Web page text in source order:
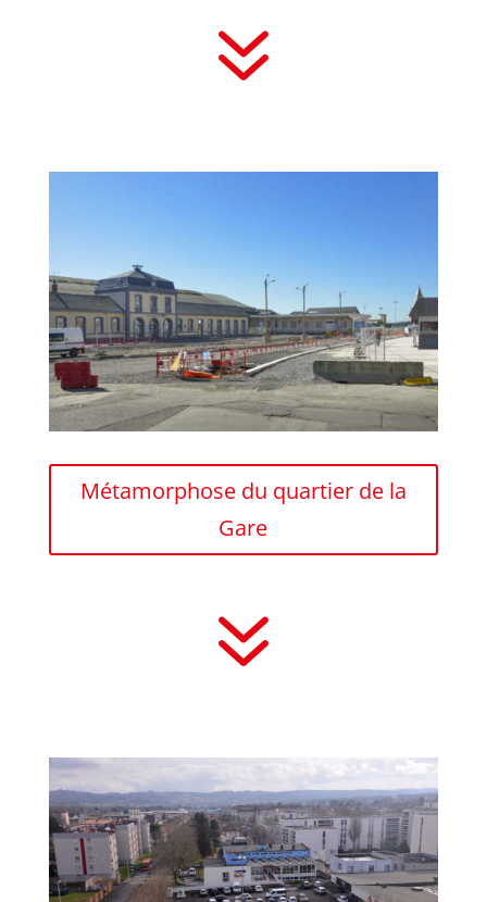
7
Métamorphose du quartier de la
Gare
7